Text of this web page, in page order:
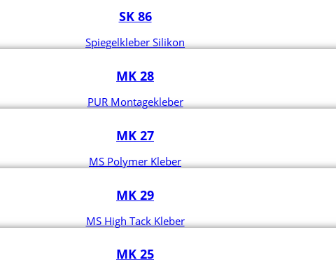
SK 86
Spiegelkleber Silikon
MK 28
PUR Montagekleber
MK 27
MS Polymer Kleber
MK 29
MS High Tack Kleber
MK 25